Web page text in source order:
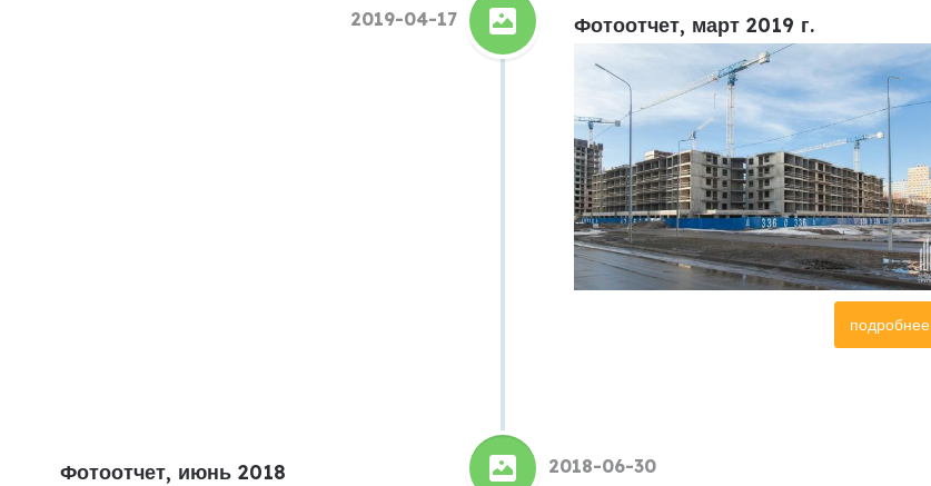
Фотоотчет, март 2019 г.
подробнее
2019-04-17
Фотоотчет, июнь 2018 2018-06-30